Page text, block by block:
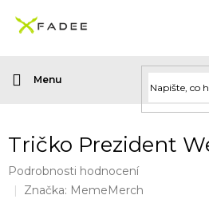
obsah
Tričko Prezident
Průměrné
hodnocení
Podrobnosti hodnocení
Značka: MemeMerch